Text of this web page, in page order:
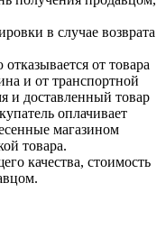
в случае возврата
от товара
и от транспортной
и доставленный товар
оплачивает
магазином
товара.
качества, стоимость